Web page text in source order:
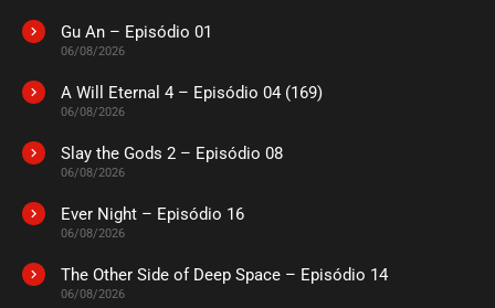
ASSISTIDO
EPISÓDIO 03
EPISÓDIO 02
fevereiro 21, 2022
fevereiro 21, 2022
Gu An – Episódio 01
06/08/2026
A Will Eternal 4 – Episódio 04 (169)
06/08/2026
Slay the Gods 2 – Episódio 08
06/08/2026
Ever Night – Episódio 16
06/08/2026
The Other Side of Deep Space – Episódio 14
06/08/2026